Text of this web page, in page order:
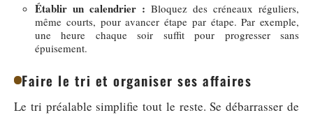
Établir un calendrier : Bloquez des créneaux réguliers,
même courts, pour avancer étape par étape. Par exemple,
une heure chaque soir suffit pour progresser sans
épuisement.
Faire le tri et organiser ses affaires
Le tri préalable simplifie tout le reste. Se débarrasser de